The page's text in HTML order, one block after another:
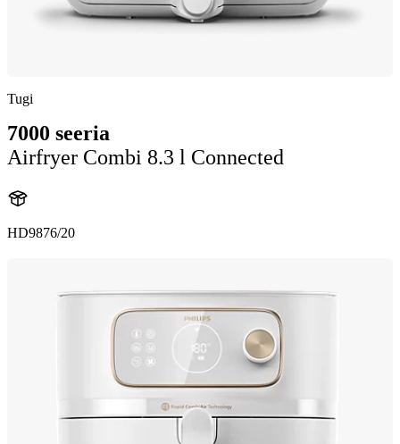
Tugi
7000 seeria
Airfryer Combi 8.3 l Connected
HD9876/20